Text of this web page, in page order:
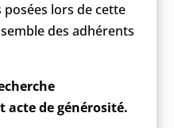
posées lors de cette
des adhérents
de générosité.